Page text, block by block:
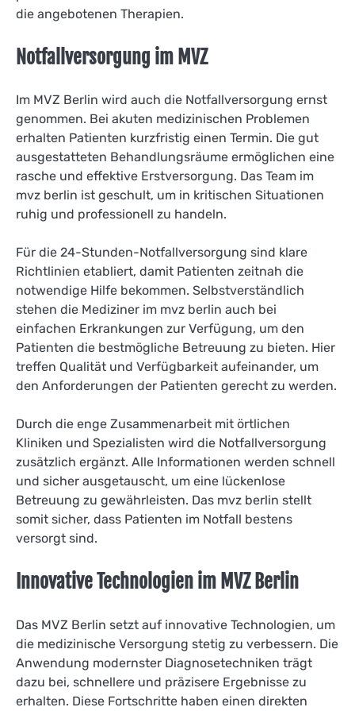
die angebotenen Therapien.
Notfallversorgung im MVZ
Im MVZ Berlin wird auch die Notfallversorgung ernst
genommen. Bei akuten medizinischen Problemen
erhalten Patienten kurzfristig einen Termin. Die gut
ausgestatteten Behandlungsräume ermöglichen eine
rasche und effektive Erstversorgung. Das Team im
mvz berlin ist geschult, um in kritischen Situationen
ruhig und professionell zu handeln.
Für die 24-Stunden-Notfallversorgung sind klare
Richtlinien etabliert, damit Patienten zeitnah die
notwendige Hilfe bekommen. Selbstverständlich
stehen die Mediziner im mvz berlin auch bei
einfachen Erkrankungen zur Verfügung, um den
Patienten die bestmögliche Betreuung zu bieten. Hier
treffen Qualität und Verfügbarkeit aufeinander, um
den Anforderungen der Patienten gerecht zu werden.
Durch die enge Zusammenarbeit mit örtlichen
Kliniken und Spezialisten wird die Notfallversorgung
zusätzlich ergänzt. Alle Informationen werden schnell
und sicher ausgetauscht, um eine lückenlose
Betreuung zu gewährleisten. Das mvz berlin stellt
somit sicher, dass Patienten im Notfall bestens
versorgt sind.
Innovative Technologien im MVZ Berlin
Das MVZ Berlin setzt auf innovative Technologien, um
die medizinische Versorgung stetig zu verbessern. Die
Anwendung modernster Diagnosetechniken trägt
dazu bei, schnellere und präzisere Ergebnisse zu
erhalten. Diese Fortschritte haben einen direkten